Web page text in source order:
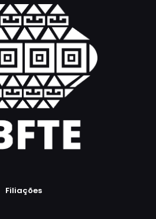
Filiações